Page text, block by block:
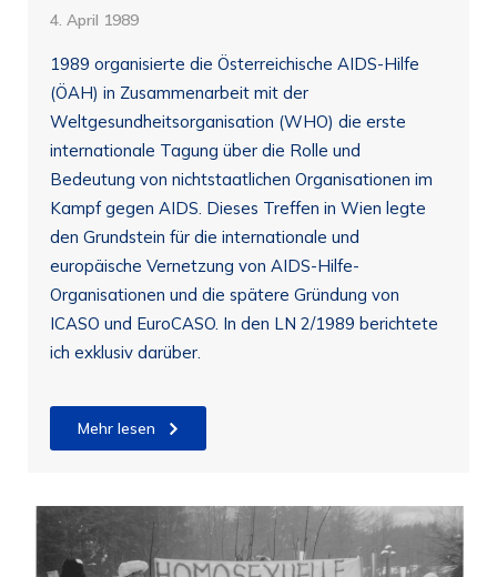
4. April 1989
1989 organisierte die Österreichische AIDS-Hilfe
(ÖAH) in Zusammenarbeit mit der
Weltgesundheitsorganisation (WHO) die erste
internationale Tagung über die Rolle und
Bedeutung von nichtstaatlichen Organisationen im
Kampf gegen AIDS. Dieses Treffen in Wien legte
den Grundstein für die internationale und
europäische Vernetzung von AIDS-Hilfe-
Organisationen und die spätere Gründung von
ICASO und EuroCASO. In den LN 2/1989 berichtete
ich exklusiv darüber.
Mehr lesen